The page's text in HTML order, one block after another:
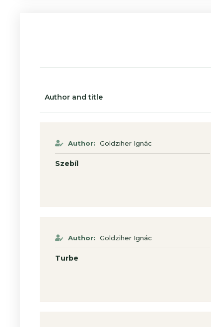
Author and title
Author: Goldziher Ignác
Szebíl
Author: Goldziher Ignác
Turbe